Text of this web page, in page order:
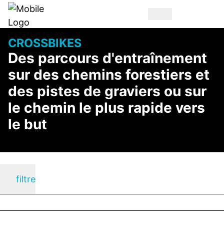
CROSSBIKES
Des parcours d'entraînement
sur des chemins forestiers et
des pistes de graviers ou sur
le chemin le plus rapide vers
le but
filtre